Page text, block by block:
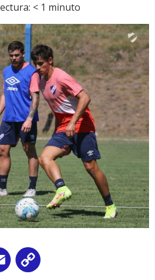
< 1 minuto
Email